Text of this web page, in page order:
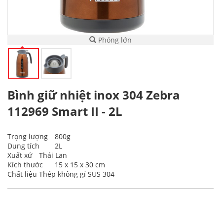
Phóng lớn
Bình giữ nhiệt inox 304 Zebra
112969 Smart II - 2L
Trọng lượng
800g
Dung tích
2L
Xuất xứ
Thái Lan
Kích thước
15 x 15 x 30 cm
Chất liệu Thép không gỉ SUS 304